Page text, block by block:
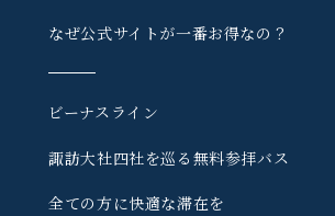
なぜ公式サイトが一番お得なの？
ビーナスライン
諏訪大社四社を巡る 無料参拝バス
全ての方に快適な滞在を